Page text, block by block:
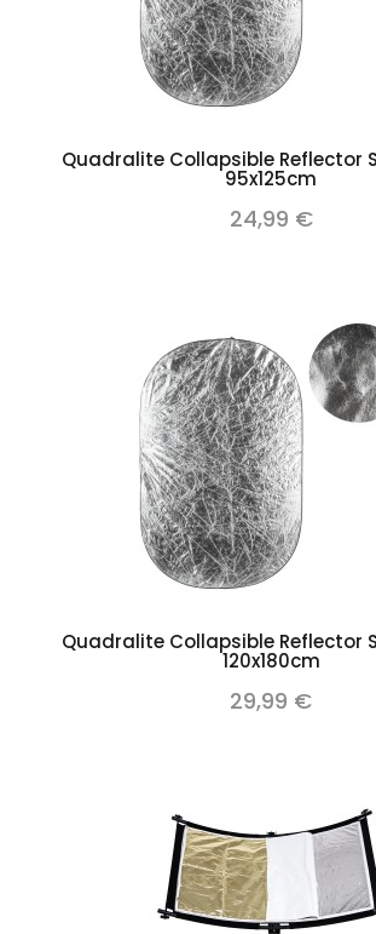
Quadralite Collapsible Reflector
95x125cm
24,99 €
Quadralite Collapsible Reflector
120x180cm
29,99 €